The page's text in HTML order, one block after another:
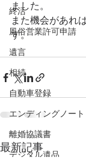
終活
風俗営業許可申請
遺言
相続
自動車登録
エンディングノート
離婚協議書
デジタル遺品
ました。
また機会があれ
す。
最新記事